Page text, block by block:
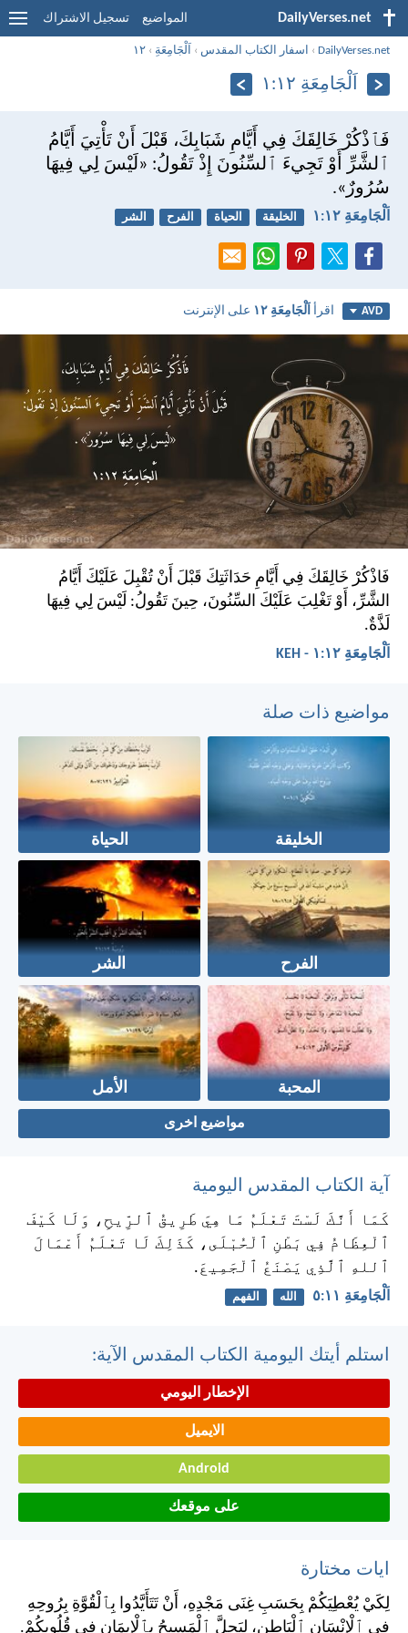
DailyVerses.net المواضيع تسجيل الاشتراك
DailyVerses.net
› اسفار الكتاب المقدس › اَلْجَامِعَةِ ›١٢
اَلْجَامِعَةِ ١٢:‏١
فَٱذْكُرْ خَالِقَكَ فِي أَيَّامِ شَبَابِكَ، قَبْلَ أَنْ تَأْتِيَ أَيَّامُ
ٱلشَّرِّ أَوْ تَجِيءَ ٱلسِّنُونَ إِذْ تَقُولُ: «لَيْسَ لِي فِيهَا
سُرُورٌ».
اَلْجَامِعَةِ ١٢:‏١ الخليقة الحياة الفرح الشر
AVD اقرأاَلْجَامِعَةِ ١٢ على الإنترنت
فَاذْكُرْ خَالِقَكَ فِي أَيَّامِ حَدَاثَتِكَ قَبْلَ أَنْ تُقْبِلَ عَلَيْكَ أَيَّامُ
الشَّرِّ، أَوْ تَغْلِبَ عَلَيْكَ السِّنُونَ، حِينَ تَقُولُ: لَيْسَ لِي فِيهَا
لَذَّةٌ.
اَلْجَامِعَةِ ١٢:‏١ - KEH
مواضيع ذات صلة
الخليقة الحياة
الفرح الشر
المحبة الأمل
مواضيع اخرى
آية الكتاب المقدس اليومية
كَمَا أَنَّكَ لَسْتَ تَعْلَمُ مَا هِيَ طَرِيقُ ٱلرِّيحِ، وَلَا كَيْفَ
ٱلْعِظَامُ فِي بَطْنِ ٱلْحُبْلَى، كَذَلِكَ لَا تَعْلَمُ أَعْمَالَ
ٱللهِ ٱلَّذِي يَصْنَعُ ٱلْجَمِيعَ.
اَلْجَامِعَةِ ١١:‏٥ الله الفهم
استلم أيتك اليومية الكتاب المقدس الآية:
الإخطار اليومي
الايميل
Android
على موقعك
ايات مختارة
لِكَيْ يُعْطِيَكُمْ بِحَسَبِ غِنَى مَجْدِهِ، أَنْ تَتَأَيَّدُوا بِٱلْقُوَّةِ بِرُوحِهِ
فِي ٱلْإِنْسَانِ ٱلْبَاطِنِ، لِيَحِلَّ ٱلْمَسِيحُ بِٱلْإِيمَانِ فِي قُلُوبِكُمْ.